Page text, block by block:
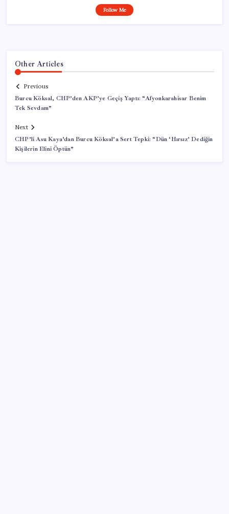
Follow Me
Other Articles
Previous
Burcu Köksal, CHP’den AKP’ye Geçiş Yaptı: “Afyonkarahisar Benim
Tek Sevdam”
Next
CHP’li Asu Kaya’dan Burcu Köksal’a Sert Tepki: “Dün ‘Hırsız’ Dediğin
Kişilerin Elini Öptün”